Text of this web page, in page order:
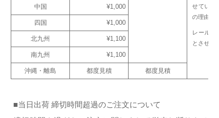
せていた
の理由に
レール等
とさせて
中国 ¥1,000
四国 ¥1,000
北九州 ¥1,100
南九州 ¥1,100
沖縄・離島 都度見積 都度見積
■当日出荷 締切時間超過のご注文について